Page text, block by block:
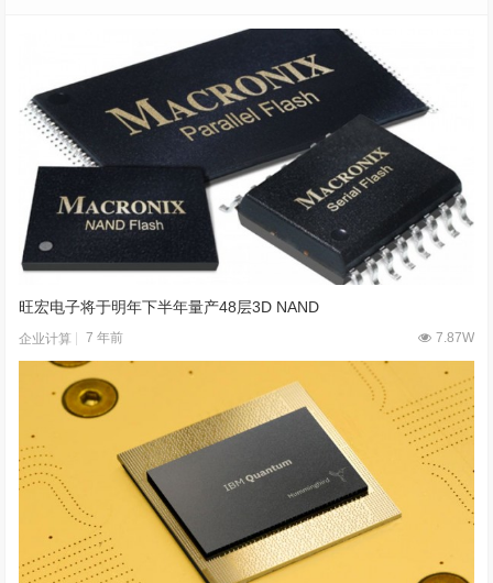
旺宏电子将于明年下半年量产48层3D NAND
企业计算 7 年前 7.87W